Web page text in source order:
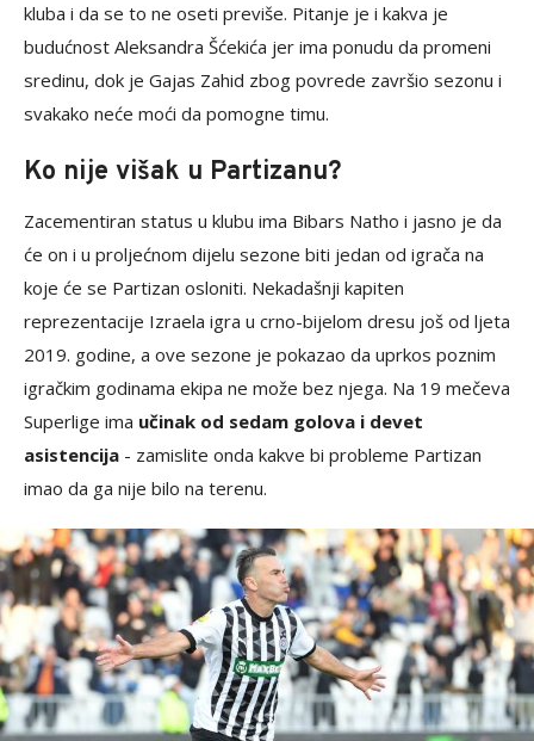
kluba i da se to ne oseti previše. Pitanje je i kakva je
budućnost Aleksandra Šćekića jer ima ponudu da promeni
sredinu, dok je Gajas Zahid zbog povrede završio sezonu i
svakako neće moći da pomogne timu.
Ko nije višak u Partizanu?
Zacementiran status u klubu ima Bibars Natho i jasno je da
će on i u proljećnom dijelu sezone biti jedan od igrača na
koje će se Partizan osloniti. Nekadašnji kapiten
reprezentacije Izraela igra u crno-bijelom dresu još od ljeta
2019. godine, a ove sezone je pokazao da uprkos poznim
igračkim godinama ekipa ne može bez njega. Na 19 mečeva
Superlige ima učinak od sedam golova i devet
asistencija - zamislite onda kakve bi probleme Partizan
imao da ga nije bilo na terenu.